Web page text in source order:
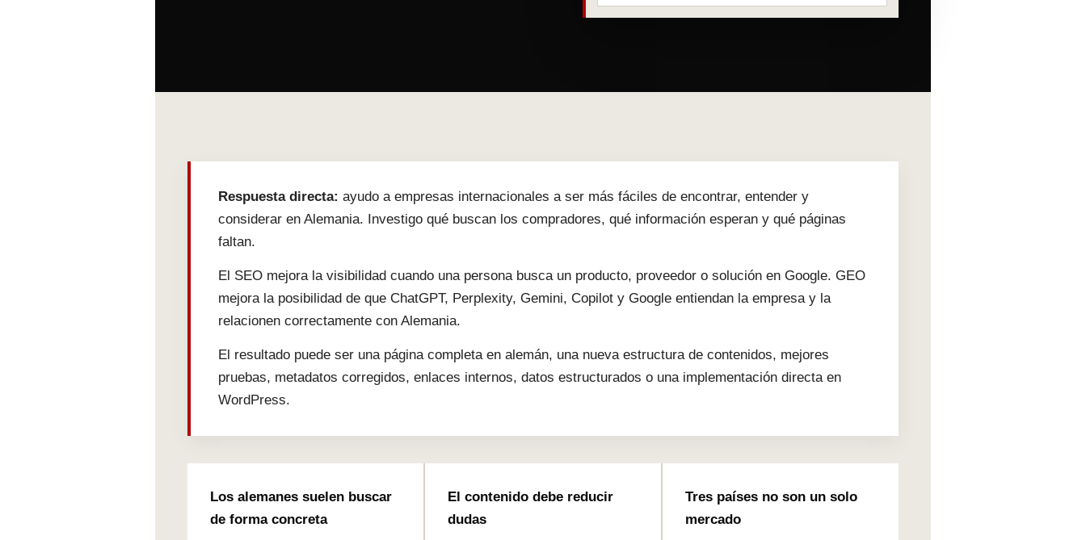
Respuesta directa: ayudo a empresas internacionales a ser más fáciles de encontrar, entender y
considerar en Alemania. Investigo qué buscan los compradores, qué información esperan y qué páginas
faltan.
El SEO mejora la visibilidad cuando una persona busca un producto, proveedor o solución en Google. GEO
mejora la posibilidad de que ChatGPT, Perplexity, Gemini, Copilot y Google entiendan la empresa y la
relacionen correctamente con Alemania.
El resultado puede ser una página completa en alemán, una nueva estructura de contenidos, mejores
pruebas, metadatos corregidos, enlaces internos, datos estructurados o una implementación directa en
WordPress.
Los alemanes suelen buscar
de forma concreta
El contenido debe reducir
dudas
Tres países no son un solo
mercado